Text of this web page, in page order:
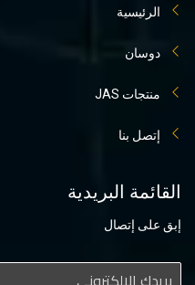
الرئيسية
دوسان
منتجات JAS
إتصل بنا
القائمة البريدية
إبق على إتصال